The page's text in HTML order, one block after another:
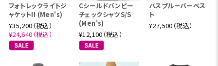
フォトレックライトジ
ャケットII (Men's)
¥35,200（税込）
¥24,640（税込）
Cシールドバンピー
チェックシャツS/S
(Men's)
¥12,100（税込）
パスプルーバーベス
ト
¥27,500（税込）